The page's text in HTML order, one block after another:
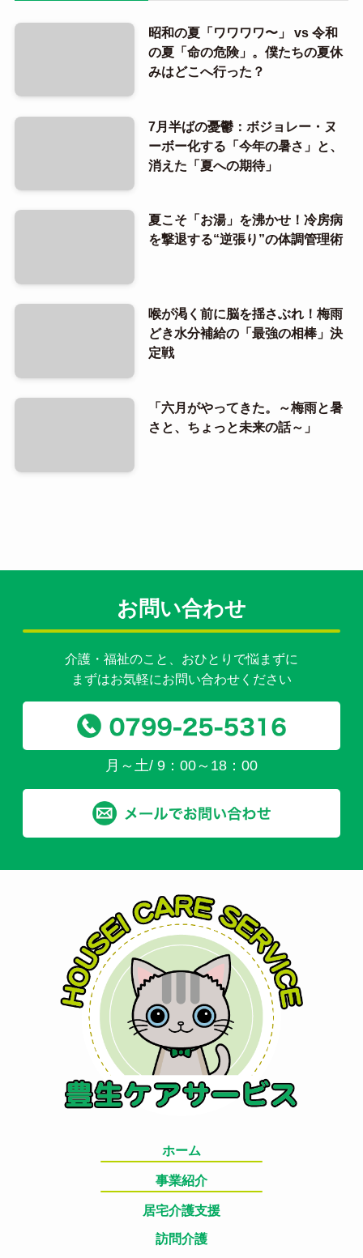
昭和の夏「ワワワワ〜」 vs 令和
の夏「命の危険」。僕たちの夏休
みはどこへ行った？
7月半ばの憂鬱：ボジョレー・ヌ
ーボー化する「今年の暑さ」と、
消えた「夏への期待」
夏こそ「お湯」を沸かせ！冷房病
を撃退する“逆張り”の体調管理術
喉が渇く前に脳を揺さぶれ！梅雨
どき水分補給の「最強の相棒」決
定戦
「六月がやってきた。～梅雨と暑
さと、ちょっと未来の話～」
お問い合わせ
介護・福祉のこと、おひとりで悩まずに
まずはお気軽にお問い合わせください
月～土/ 9：00～18：00
ホーム
事業紹介
居宅介護支援
訪問介護